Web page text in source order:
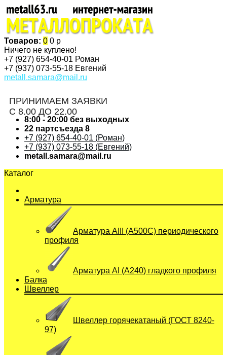
Товаров: 0 0 р
Ничего не куплено!
+7 (927) 654-40-01 Роман
+7 (937) 073-55-18 Евгений
metall.samara@mail.ru
ПРИНИМАЕМ ЗАЯВКИ
С 8.00 ДО 22.00
8:00 - 20:00 без выходных
22 партсъезда 8
+7 (927) 654-40-01 (Роман)
+7 (937) 073-55-18 (Евгений)
metall.samara@mail.ru
Каталог
Арматура
Арматура АIII (А500С) периодического
профиля
Арматура АI (A240) гладкого профиля
Балка
Швеллер
Швеллер горячекатаный (ГОСТ 8240-
97)